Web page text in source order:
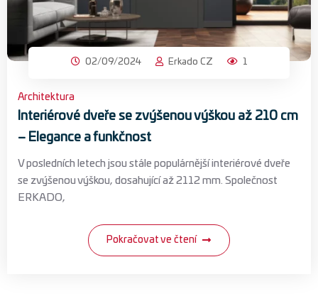
02/09/2024 Erkado CZ 1
Architektura
Interiérové ​​dveře se zvýšenou výškou až 210 cm
– Elegance a funkčnost
V posledních letech jsou stále populárnější interiérové ​​dveře
se zvýšenou výškou, dosahující až 2112 mm. Společnost
ERKADO,
Pokračovat ve čtení